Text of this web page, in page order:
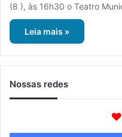
(8 ), às 16h30 o Teatro
Leia mais »
Nossas redes